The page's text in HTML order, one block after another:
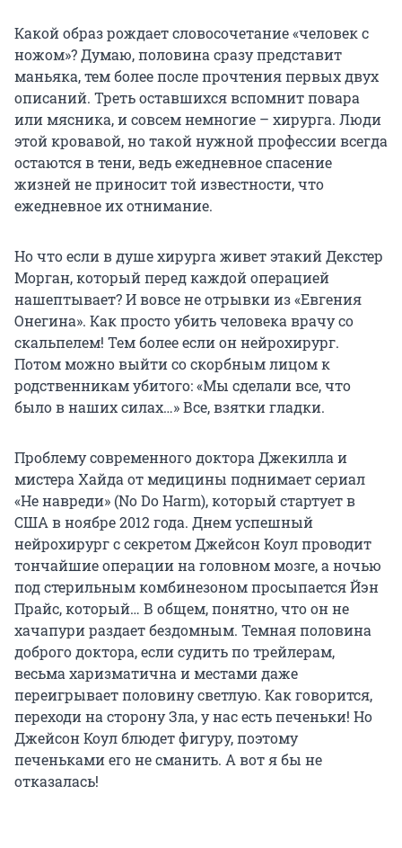
Какой образ рождает словосочетание «человек с
ножом»? Думаю, половина сразу представит
маньяка, тем более после прочтения первых двух
описаний. Треть оставшихся вспомнит повара
или мясника, и совсем немногие – хирурга. Люди
этой кровавой, но такой нужной профессии всегда
остаются в тени, ведь ежедневное спасение
жизней не приносит той известности, что
ежедневное их отнимание.
Но что если в душе хирурга живет этакий Декстер
Морган, который перед каждой операцией
нашептывает? И вовсе не отрывки из «Евгения
Онегина». Как просто убить человека врачу со
скальпелем! Тем более если он нейрохирург.
Потом можно выйти со скорбным лицом к
родственникам убитого: «Мы сделали все, что
было в наших силах…» Все, взятки гладки.
Проблему современного доктора Джекилла и
мистера Хайда от медицины поднимает сериал
«Не навреди» (No Do Harm), который стартует в
США в ноябре 2012 года. Днем успешный
нейрохирург с секретом Джейсон Коул проводит
тончайшие операции на головном мозге, а ночью
под стерильным комбинезоном просыпается Йэн
Прайс, который… В общем, понятно, что он не
хачапури раздает бездомным. Темная половина
доброго доктора, если судить по трейлерам,
весьма харизматична и местами даже
переигрывает половину светлую. Как говорится,
переходи на сторону Зла, у нас есть печеньки! Но
Джейсон Коул блюдет фигуру, поэтому
печеньками его не сманить. А вот я бы не
отказалась!